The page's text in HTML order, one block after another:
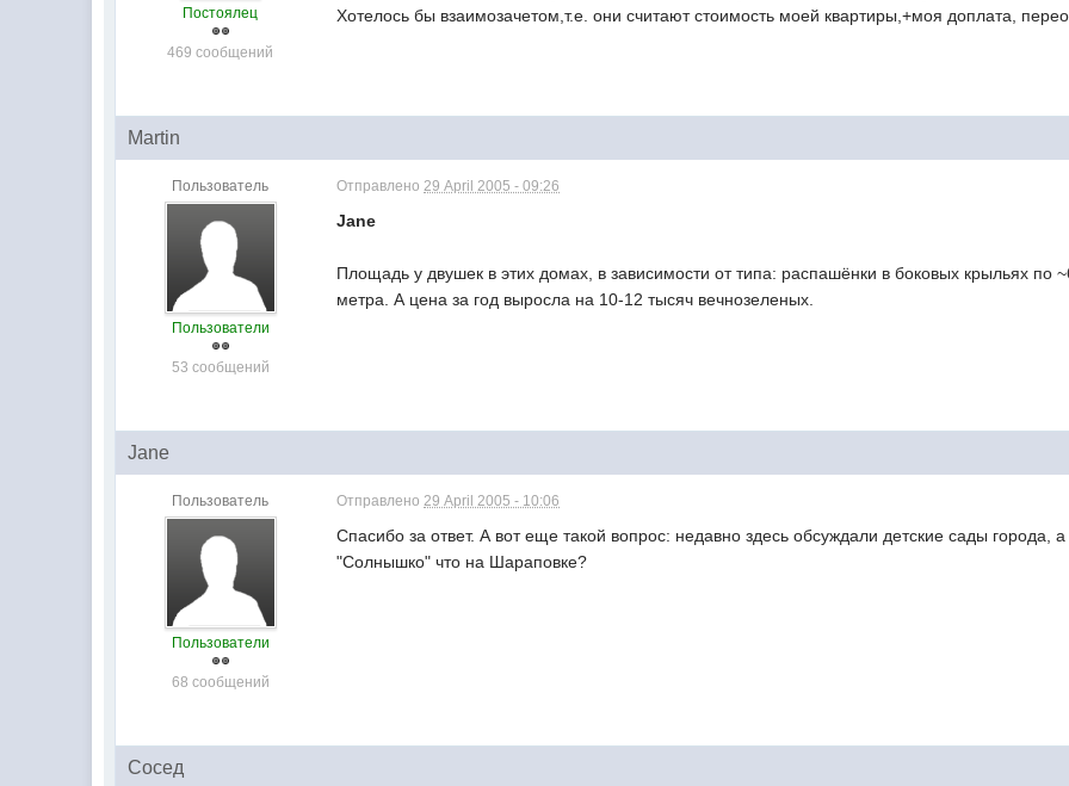
Постоялец
469 сообщений
Хотелось бы взаимозачетом,т.е. они считают стоимость моей квартиры,+моя доплата,
Martin
Пользователь
Пользователи
53 сообщений
Отправлено 29 April 2005 - 09:26
Jane
Площадь у двушек в этих домах, в зависимости от типа: распашёнки в боковых крыльях по
метра. А цена за год выросла на 10-12 тысяч вечнозеленых.
Jane
Пользователь
Пользователи
68 сообщений
Отправлено 29 April 2005 - 10:06
Спасибо за ответ. А вот еще такой вопрос: недавно здесь обсуждали детские сады города,
"Солнышко" что на Шараповке?
Сосед